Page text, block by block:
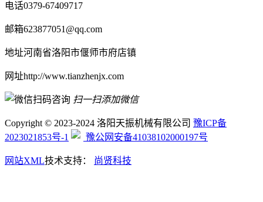
电话0379-67409717
邮箱623877051@qq.com
地址河南省洛阳市偃师市府店镇
网址http://www.tianzhenjx.com
扫一扫添加微信
Copyright © 2023-2024 洛阳天振机械有限公司 豫ICP备
2023021853号-1
豫公网安备41038102000197号
网站XML技术支持： 尚贤科技